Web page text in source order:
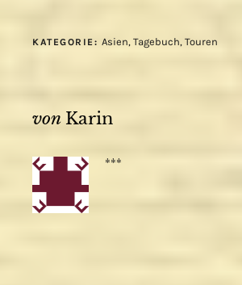
KATEGORIE: Asien, Tagebuch, Touren
von Karin
***